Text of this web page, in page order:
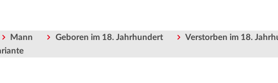
Mann Geboren im 18. Jahrhundert
Verstorben im 18.